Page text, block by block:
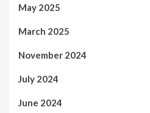
May 2025
March 2025
November 2024
July 2024
June 2024